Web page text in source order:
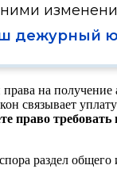
дежурный
на
связывает
право
раздел